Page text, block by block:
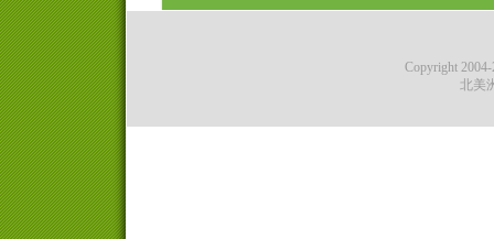
Copyright 2004-
北美